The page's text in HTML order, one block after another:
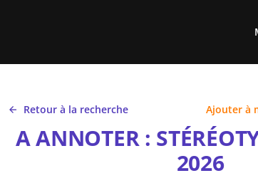
Retour à la recherche Ajouter à
A ANNOTER :
2026